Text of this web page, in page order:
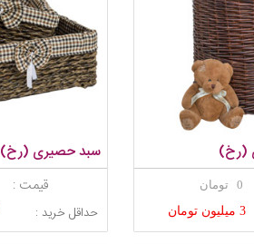
(رخ)
0 تومان
3 میلیون تومان
سبد حصیری (رخ)
قیمت :
حداقل خرید :